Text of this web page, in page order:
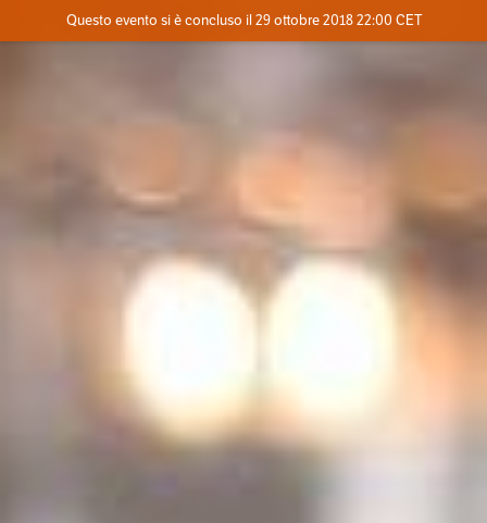
Dove
Questo evento si è concluso il 29 ottobre 2018 22:00 CET